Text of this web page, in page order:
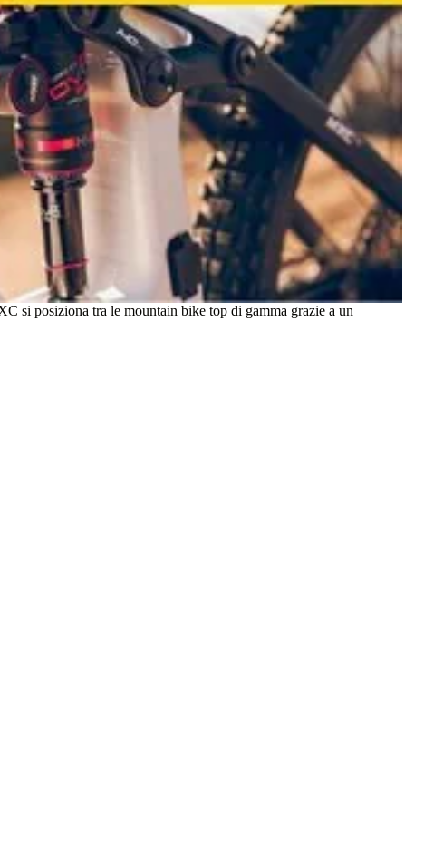
si posiziona tra le mountain bike top di gamma grazie a un